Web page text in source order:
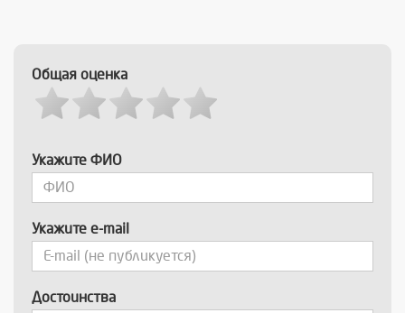
Общая оценка
Укажите ФИО
Укажите e-mail
Достоинства